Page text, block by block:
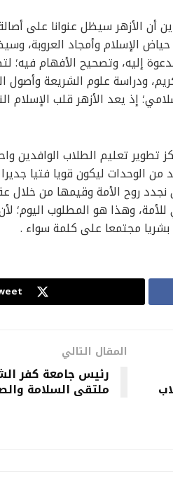
أن الأزهر سيظل عنوانا على
الإسلام وأمجاد العروبة،
إليه، وتصحيح الأفهام
ودراسة علوم الشريعة وأصول
إذ يعد الأزهر قلب الإسلام
تطوير تعليم الطلاب الوافدين
الوحدات ليكون قويا فتيا جديرا
نجدد روح الأمة وقيمها من
وهذا هو المطلوب اليوم؛
بشريا مجتمعا على كلمة سواء .
المقال التالي
رئيس جامعة كفر
ملتقى السلامة